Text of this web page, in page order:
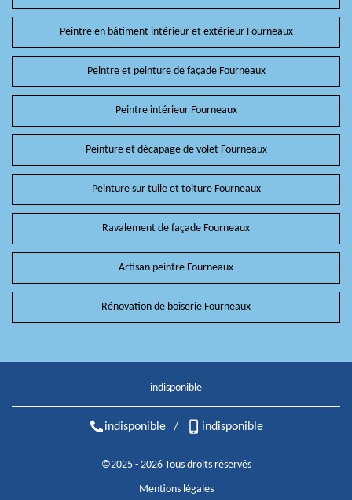
Peintre en bâtiment intérieur et extérieur Fourneaux
Peintre et peinture de façade Fourneaux
Peintre intérieur Fourneaux
Peinture et décapage de volet Fourneaux
Peinture sur tuile et toiture Fourneaux
Ravalement de façade Fourneaux
Artisan peintre Fourneaux
Rénovation de boiserie Fourneaux
indisponible
indisponible / indisponible
©2025 - 2026 Tous droits réservés
Mentions légales